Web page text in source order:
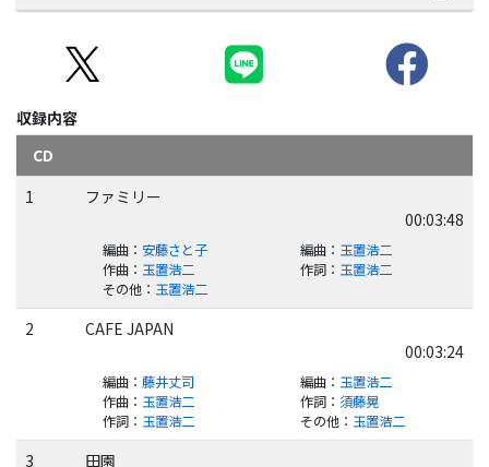
収録内容
CD
1
ファミリー
00:03:48
編曲： 安藤さと子 編曲： 玉置浩二
作曲： 玉置浩二 作詞： 玉置浩二
その他： 玉置浩二
2
CAFE JAPAN
00:03:24
編曲： 藤井丈司 編曲： 玉置浩二
作曲： 玉置浩二 作詞： 須藤晃
作詞： 玉置浩二 その他： 玉置浩二
3 田園